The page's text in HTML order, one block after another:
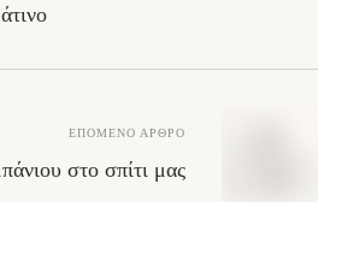
ΕΠΌΜΕΝΟ ΆΡΘΡΟ
στο σπίτι μας